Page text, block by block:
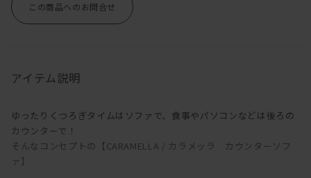
この商品へのお問合せ
アイテム説明
ゆったりくつろぎタイムはソファで、食事やパソコンなどは後ろの
カウンターで！
そんなコンセプトの【CARAMELLA / カラメッラ カウンターソフ
ァ】